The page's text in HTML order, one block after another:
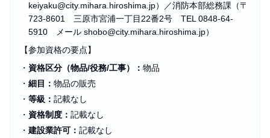
keiyaku@city.mihara.hiroshima.jp）／消防本部総務課（〒
723-8601 三原市宮浦一丁目22番2号 TEL 0848-64-
5910 メール shobo@city.mihara.hiroshima.jp）
【参加資格の要点】
・ 資格区分（物品/役務/工事）： 物品
・ 細目： 物品の販売
・ 等級： 記載なし
・ 資格制度： 記載なし
・ 建設業許可： 記載なし